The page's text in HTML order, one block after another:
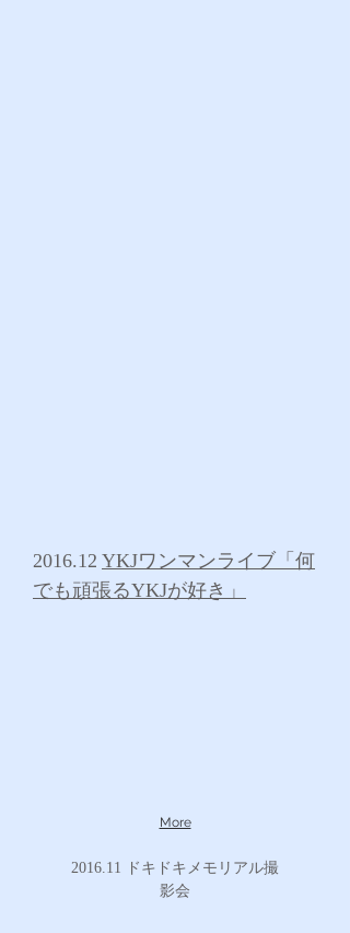
2016.12 YKJワンマンライブ「何
でも頑張るYKJが好き」
More
2016.11 ドキドキメモリアル撮
影会